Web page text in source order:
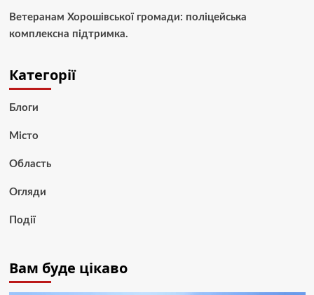
Ветеранам Хорошівської громади: поліцейська
комплексна підтримка.
Категорії
Блоги
Місто
Область
Огляди
Події
Вам буде цікаво